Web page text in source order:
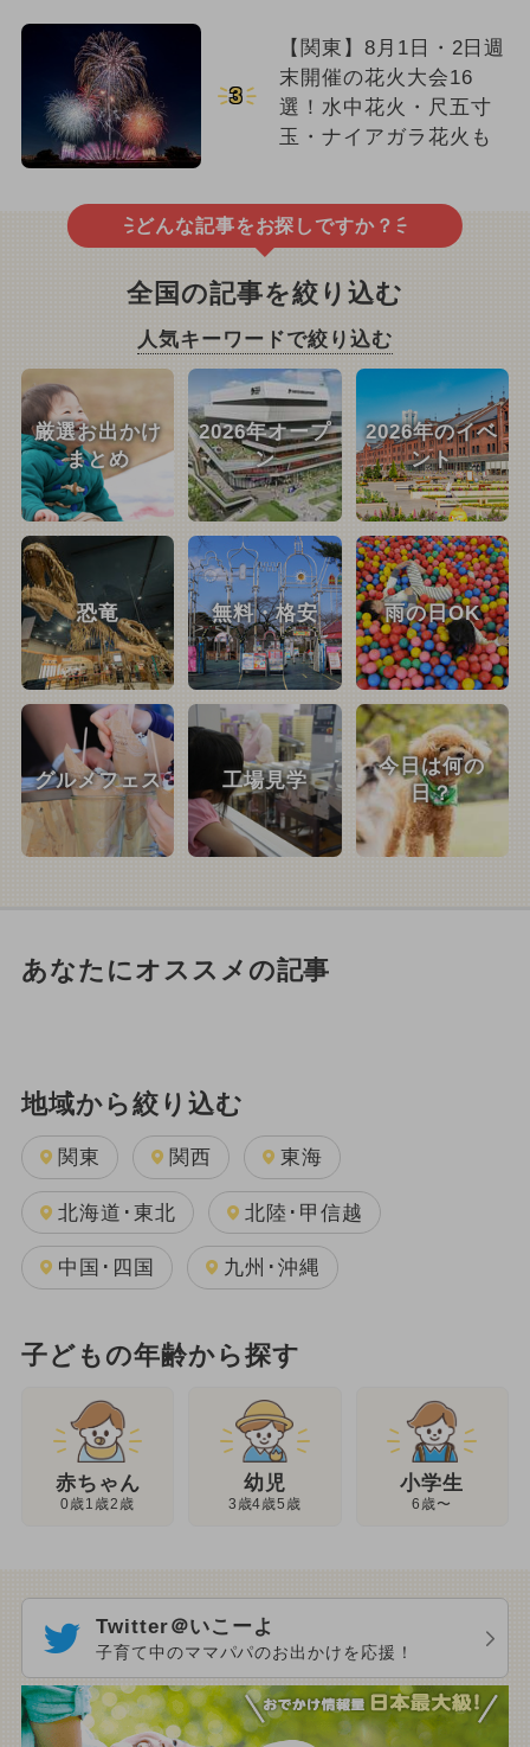
3
【関東】8月1日・2日週
末開催の花火大会16
選！水中花火・尺五寸
玉・ナイアガラ花火も
どんな記事をお探しですか？
全国の記事を絞り込む
人気キーワードで絞り込む
厳選お出かけ
まとめ
2026年オープ
ン
2026年のイベ
ント
恐竜 無料・格安 雨の日OK
グルメフェス 工場見学
今日は何の
日？
あなたにオススメの記事
地域から絞り込む
関東 関西 東海
北海道･東北 北陸･甲信越
中国･四国 九州･沖縄
子どもの年齢から探す
赤ちゃん
0歳1歳2歳
幼児
3歳4歳5歳
小学生
6歳〜
Twitter＠いこーよ
子育て中のママパパのお出かけを応援！